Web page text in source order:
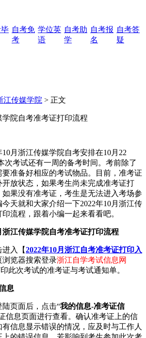
自考免
考
学位英
语
自考助
学
自考报
名
自考答
疑
江传媒学院 > 正文
学院自考准考证打印流程
月浙江传媒学院自考安排在10月22
次考试还有一周的备考时间。考前除了
准备好相应的考试物品。目前，准考证
放状态，如果考生尚未完成准考证打
果没有准考证，考生是无法进入考场参
天就和大家介绍一下2022年10月浙江传
流程，跟着小编一起来看看吧。
浙江传媒学院自考准考证打印流程
入【2022年10月浙江自考准考证打印入
浏览器搜索登录浙江自学考试信息网
此次考试的准考证与考试通知单。
息
页面后，点击“我的信息-准考证信
信息页面进行查看。确认准考证上的信
信息显示错误的情况，应及时与工作人